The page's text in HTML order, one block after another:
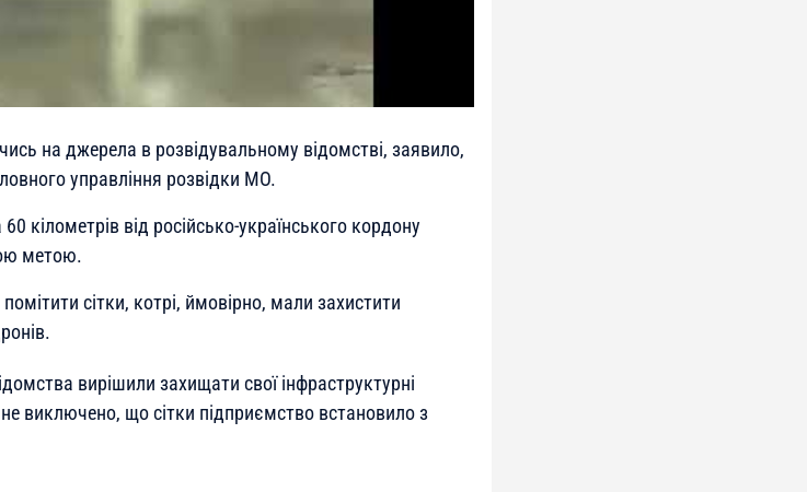
на джерела в розвідувальному відомстві, заявило,
управління розвідки МО.
кілометрів від російсько-українського кордону
метою.
сітки, котрі, ймовірно, мали захистити
вирішили захищати свої інфраструктурні
виключено, що сітки підприємство встановило з